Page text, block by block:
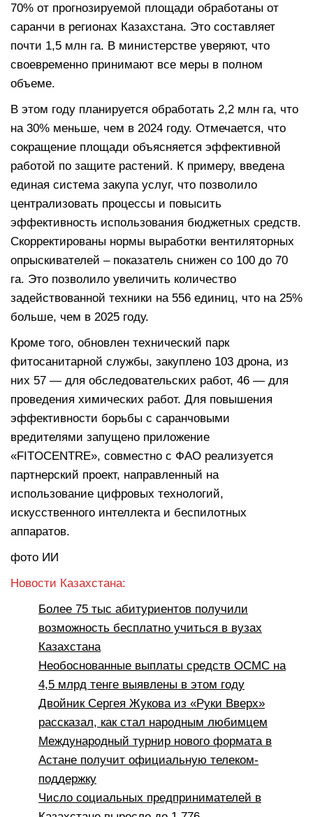
70% от прогнозируемой площади обработаны от
саранчи в регионах Казахстана. Это составляет
почти 1,5 млн га. В министерстве уверяют, что
своевременно принимают все меры в полном
объеме.
В этом году планируется обработать 2,2 млн га, что
на 30% меньше, чем в 2024 году. Отмечается, что
сокращение площади объясняется эффективной
работой по защите растений. К примеру, введена
единая система закупа услуг, что позволило
централизовать процессы и повысить
эффективность использования бюджетных средств.
Скорректированы нормы выработки вентиляторных
опрыскивателей – показатель снижен со 100 до 70
га. Это позволило увеличить количество
задействованной техники на 556 единиц, что на 25%
больше, чем в 2025 году.
Кроме того, обновлен технический парк
фитосанитарной службы, закуплено 103 дрона, из
них 57 — для обследовательских работ, 46 — для
проведения химических работ. Для повышения
эффективности борьбы с саранчовыми
вредителями запущено приложение
«FITOCENTRE», совместно с ФАО реализуется
партнерский проект, направленный на
использование цифровых технологий,
искусственного интеллекта и беспилотных
аппаратов.
фото ИИ
Новости Казахстана:
Более 75 тыс абитуриентов получили
возможность бесплатно учиться в вузах
Казахстана
Необоснованные выплаты средств ОСМС на
4,5 млрд тенге выявлены в этом году
Двойник Сергея Жукова из «Руки Вверх»
рассказал, как стал народным любимцем
Международный турнир нового формата в
Астане получит официальную телеком-
поддержку
Число социальных предпринимателей в